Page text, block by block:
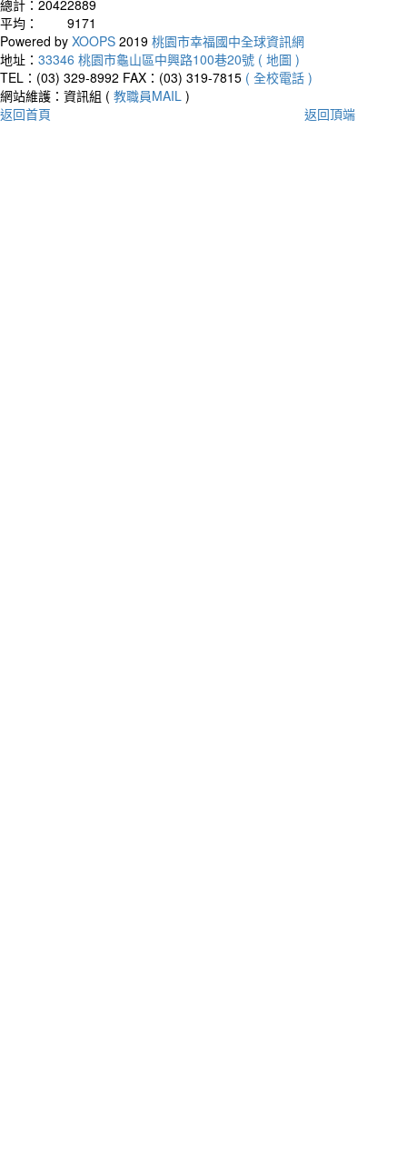
總計： 20422889
平均：
9171
Powered by XOOPS 2019 桃園市幸福國中全球資訊網
地址： 33346 桃園市龜山區中興路100巷20號 ( 地圖 )
TEL：(03) 329-8992 FAX：(03) 319-7815 ( 全校電話 )
網站維護：資訊組 ( 教職員MAIL )
返回首頁
返回頂端